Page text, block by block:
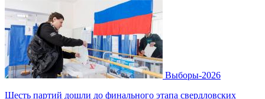
Выборы-2026
Шесть партий дошли до финального этапа свердловских